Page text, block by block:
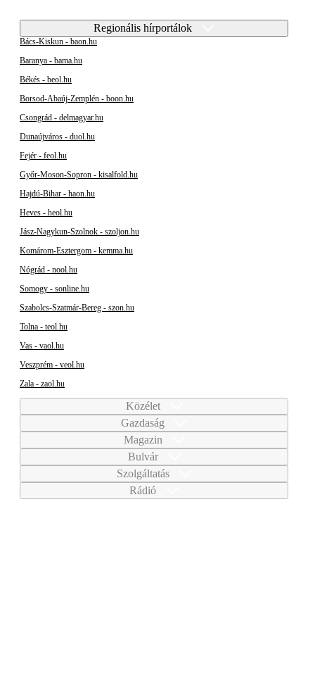
Regionális hírportálok
Bács-Kiskun - baon.hu
Baranya - bama.hu
Békés - beol.hu
Borsod-Abaúj-Zemplén - boon.hu
Csongrád - delmagyar.hu
Dunaújváros - duol.hu
Fejér - feol.hu
Győr-Moson-Sopron - kisalfold.hu
Hajdú-Bihar - haon.hu
Heves - heol.hu
Jász-Nagykun-Szolnok - szoljon.hu
Komárom-Esztergom - kemma.hu
Nógrád - nool.hu
Somogy - sonline.hu
Szabolcs-Szatmár-Bereg - szon.hu
Tolna - teol.hu
Vas - vaol.hu
Veszprém - veol.hu
Zala - zaol.hu
Közélet
Gazdaság
Magazin
Bulvár
Szolgáltatás
Rádió